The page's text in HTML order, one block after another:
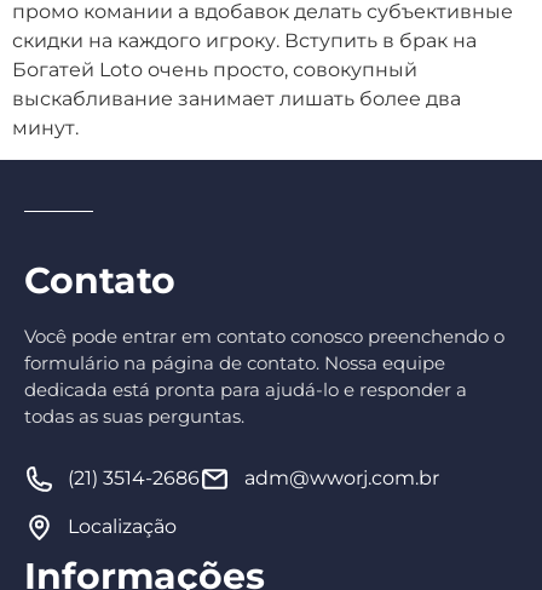
промо комании а вдобавок делать субъективные
скидки на каждого игроку. Вступить в брак на
Богатей Loto очень просто, совокупный
выскабливание занимает лишать более два
минут.
Contato
Você pode entrar em contato conosco preenchendo o
formulário na página de contato. Nossa equipe
dedicada está pronta para ajudá-lo e responder a
todas as suas perguntas.
(21) 3514-2686 adm@wworj.com.br
Localização
Informações